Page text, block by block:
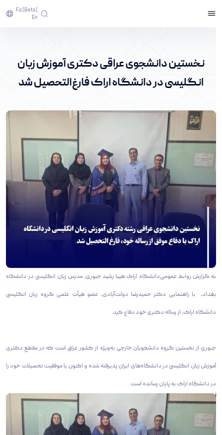
Fa [beta]
En
انگلیسی در دانشگاه اراک فارغ‌التحصیل شد - پرتال
خبری دانشگاه اراک
نخستین دانشجوی عراقی دکتری آموزش زبان
انگلیسی در دانشگاه اراک فارغ‌التحصیل شد
به گزارش روابط عمومی‌دانشگاه اراک هیبا رشید جبوری، مدرس زبان انگلیسی در دانشگاه
بغداد، با راهنمایی دکتر حمیدرضا دولت‌آبادی، عضو هیأت علمی گروه زبان انگلیسی
دانشگاه اراک، از رساله دکتری خود دفاع کرد.
جبوری از نخستین گروه دانشجویان خارجی به‌ویژه از کشور عراق است که در مقطع دکتری
آموزش زبان انگلیسی در دانشگاه‌های ایران پذیرفته شده و اکنون با موفقیت تحصیلات خود را
در دانشگاه اراک به پایان رسانده است.